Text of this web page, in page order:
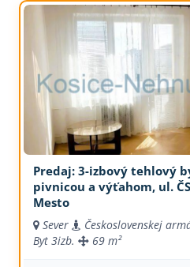
Predaj: 3-izbový tehlový
pivnicou a výťahom, ul.
Mesto
Sever
Československej
Byt 3izb. 69 m²